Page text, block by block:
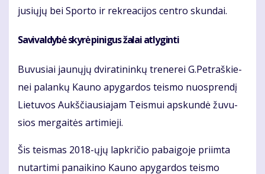
ju­sių­jų bei Spor­to ir rek­re­a­ci­jos cen­tro skun­dai.
Sa­vi­val­dy­bė sky­rė pi­ni­gus ža­lai at­ly­gin­ti
Bu­vu­siai jau­nų­jų dvi­ra­ti­nin­kų tre­ne­rei G.Pet­raš­kie­
nei pa­lan­kų Kau­no apy­gar­dos teis­mo nuosp­ren­dį
Lie­tu­vos Aukš­čiau­sia­jam Teis­mui ap­skun­dė žu­vu­
sios mer­gai­tės ar­ti­mie­ji.
Šis teis­mas 2018-ųjų lap­kri­čio pa­bai­go­je pri­im­ta
nu­tar­ti­mi pa­nai­ki­no Kau­no apy­gar­dos teis­mo